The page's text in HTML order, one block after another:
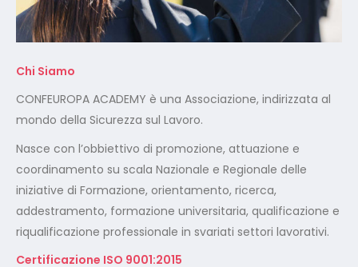
Chi Siamo
CONFEUROPA ACADEMY è una Associazione, indirizzata al
mondo della Sicurezza sul Lavoro.
Nasce con l’obbiettivo di promozione, attuazione e
coordinamento su scala Nazionale e Regionale delle
iniziative di Formazione, orientamento, ricerca,
addestramento, formazione universitaria, qualificazione e
riqualificazione professionale in svariati settori lavorativi.
Certificazione ISO 9001:2015